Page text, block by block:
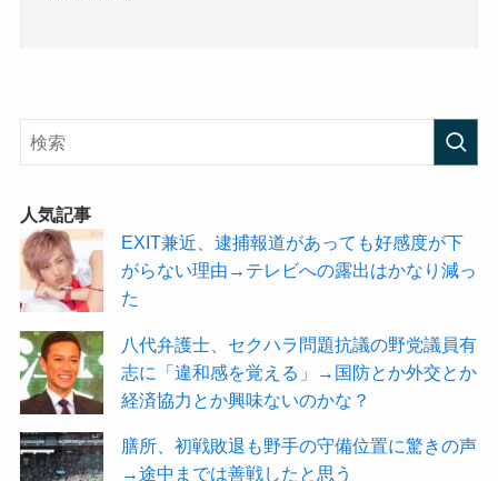
人気記事
EXIT兼近、逮捕報道があっても好感度が下
がらない理由→テレビへの露出はかなり減っ
た
八代弁護士、セクハラ問題抗議の野党議員有
志に「違和感を覚える」→国防とか外交とか
経済協力とか興味ないのかな？
膳所、初戦敗退も野手の守備位置に驚きの声
→途中までは善戦したと思う